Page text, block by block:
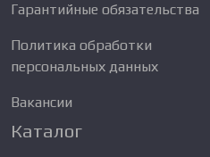
Гарантийные обязательства
Политика обработки
персональных данных
Вакансии
Каталог